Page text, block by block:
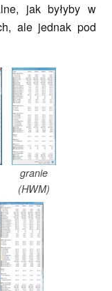
jak byłyby w
ale jednak pod
granie
(HWM)